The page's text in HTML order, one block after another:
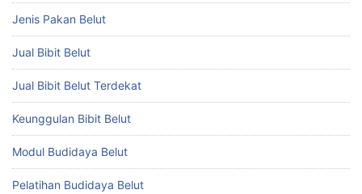
Jenis Pakan Belut
Jual Bibit Belut
Jual Bibit Belut Terdekat
Keunggulan Bibit Belut
Modul Budidaya Belut
Pelatihan Budidaya Belut